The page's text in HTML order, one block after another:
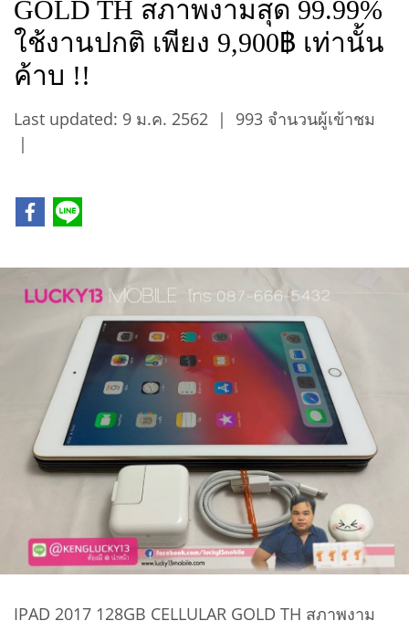
GOLD TH สภาพงามสุด 99.99%
ใช้งานปกติ เพียง 9,900฿ เท่านั้น
ค้าบ !!
Last updated: 9 ม.ค. 2562 |
993 จำนวนผู้เข้าชม
|
IPAD 2017 128GB CELLULAR GOLD TH สภาพงาม